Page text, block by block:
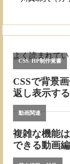
よく読まれて